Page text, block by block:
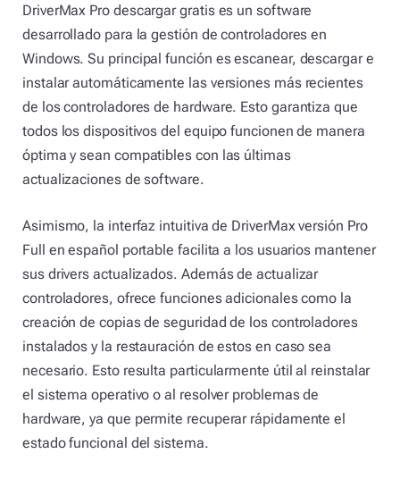
DriverMax Pro descargar gratis es un software
desarrollado para la gestión de controladores en
Windows. Su principal función es escanear, descargar e
instalar automáticamente las versiones más recientes
de los controladores de hardware. Esto garantiza que
todos los dispositivos del equipo funcionen de manera
óptima y sean compatibles con las últimas
actualizaciones de software.
Asimismo, la interfaz intuitiva de DriverMax versión Pro
Full en español portable facilita a los usuarios mantener
sus drivers actualizados. Además de actualizar
controladores, ofrece funciones adicionales como la
creación de copias de seguridad de los controladores
instalados y la restauración de estos en caso sea
necesario. Esto resulta particularmente útil al reinstalar
el sistema operativo o al resolver problemas de
hardware, ya que permite recuperar rápidamente el
estado funcional del sistema.